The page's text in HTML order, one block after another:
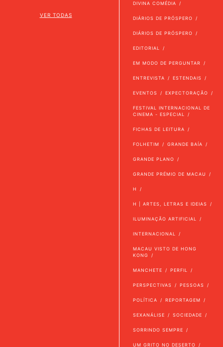
VER TODAS
DIVINA COMÉDIA
DIÁRIOS DE PRÓSPERO
DIÁRIOS DE PRÓSPERO
EDITORIAL
EM MODO DE PERGUNTAR
ENTREVISTA ESTENDAIS
EVENTOS EXPECTORAÇÃO
FESTIVAL INTERNACIONAL DE
CINEMA - ESPECIAL
FICHAS DE LEITURA
FOLHETIM GRANDE BAÍA
GRANDE PLANO
GRANDE PRÉMIO DE MACAU
H
H | ARTES, LETRAS E IDEIAS
ILUMINAÇÃO ARTIFICIAL
INTERNACIONAL
MACAU VISTO DE HONG
KONG
MANCHETE PERFIL
PERSPECTIVAS PESSOAS
POLÍTICA REPORTAGEM
SEXANÁLISE SOCIEDADE
SORRINDO SEMPRE
UM GRITO NO DESERTO